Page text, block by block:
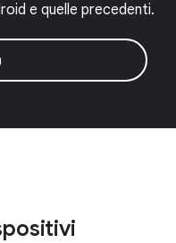
e quelle precedenti.